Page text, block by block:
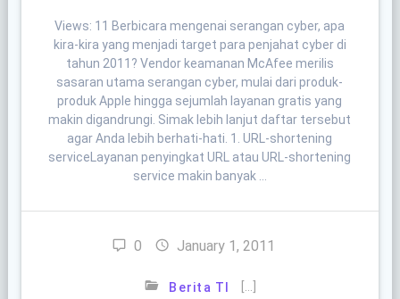
Views: 11 Berbicara mengenai serangan cyber, apa
kira-kira yang menjadi target para penjahat cyber di
tahun 2011? Vendor keamanan McAfee merilis
sasaran utama serangan cyber, mulai dari produk-
produk Apple hingga sejumlah layanan gratis yang
makin digandrungi. Simak lebih lanjut daftar tersebut
agar Anda lebih berhati-hati. 1. URL-shortening
serviceLayanan penyingkat URL atau URL-shortening
service makin banyak …
0 January 1, 2011
Berita TI